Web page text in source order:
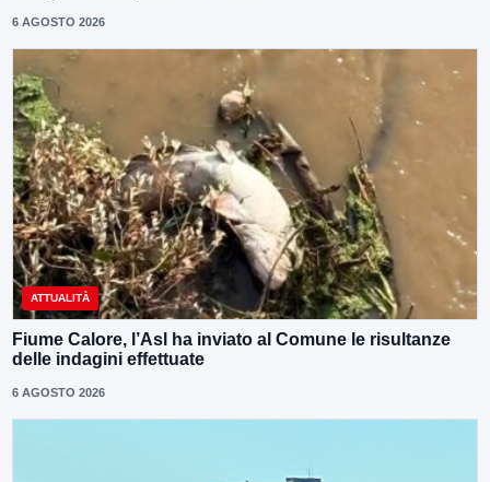
6 AGOSTO 2026
ATTUALITÀ
Fiume Calore, l’Asl ha inviato al Comune le risultanze
delle indagini effettuate
6 AGOSTO 2026